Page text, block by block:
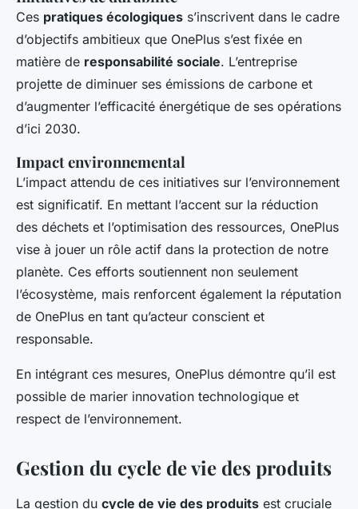
Ces pratiques écologiques s’inscrivent dans le cadre
d’objectifs ambitieux que OnePlus s’est fixée en
matière de responsabilité sociale. L’entreprise
projette de diminuer ses émissions de carbone et
d’augmenter l’efficacité énergétique de ses opérations
d’ici 2030.
Impact environnemental
L’impact attendu de ces initiatives sur l’environnement
est significatif. En mettant l’accent sur la réduction
des déchets et l’optimisation des ressources, OnePlus
vise à jouer un rôle actif dans la protection de notre
planète. Ces efforts soutiennent non seulement
l’écosystème, mais renforcent également la réputation
de OnePlus en tant qu’acteur conscient et
responsable.
En intégrant ces mesures, OnePlus démontre qu’il est
possible de marier innovation technologique et
respect de l’environnement.
Gestion du cycle de vie des produits
La gestion du cycle de vie des produits est cruciale